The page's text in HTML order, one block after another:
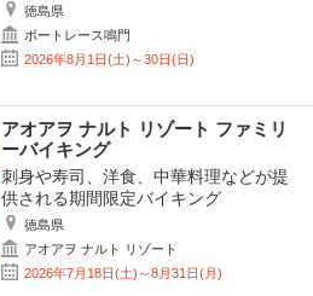
徳島県
ボートレース鳴門
2026年8月1日(土)～30日(日)
アオアヲ ナルト リゾート ファミリ
ーバイキング
刺身や寿司、洋食、中華料理などが提
供される期間限定バイキング
徳島県
アオアヲ ナルト リゾート
2026年7月18日(土)～8月31日(月)